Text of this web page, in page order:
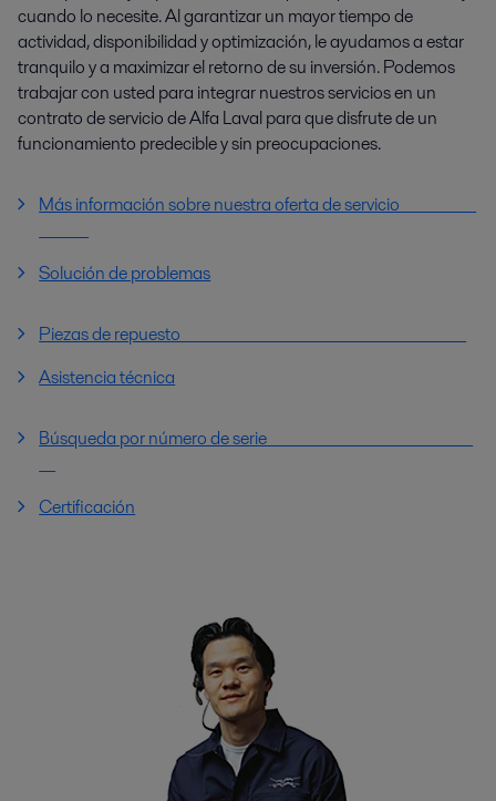
cuando lo necesite. Al garantizar un mayor tiempo de
actividad, disponibilidad y optimización, le ayudamos a estar
tranquilo y a maximizar el retorno de su inversión. Podemos
trabajar con usted para integrar nuestros servicios en un
contrato de servicio de Alfa Laval para que disfrute de un
funcionamiento predecible y sin preocupaciones.
Más información sobre nuestra oferta de servicio
Solución de problemas
Piezas de repuesto
Asistencia técnica
Búsqueda por número de serie
Certificación